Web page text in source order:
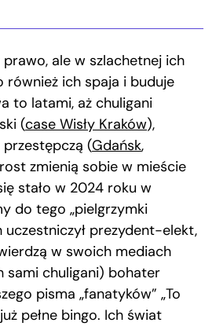
prawo, ale w szlachetnej ich
również ich spaja i buduje
to latami, aż chuligani
(case Wisły Kraków),
przestępczą (Gdańsk,
zmienią sobie w mieście
stało w 2024 roku w
do tego „pielgrzymki
uczestniczył prezydent-elekt,
w swoich mediach
sami chuligani) bohater
pisma „fanatyków” „To
pełne bingo. Ich świat